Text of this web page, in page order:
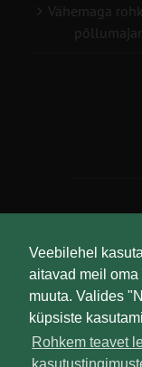
Veebilehel
aitavad meil
muuta. Valides
küpsiste
Rohkem teavet
Vähemaga